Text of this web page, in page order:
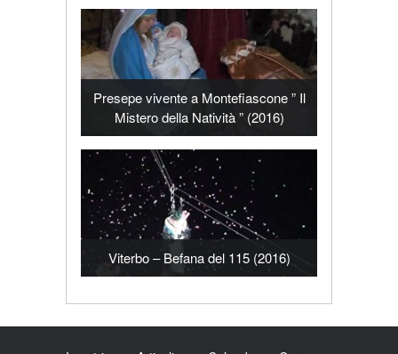
Presepe vivente a Montefiascone ” Il
Mistero della Natività ” (2016)
Viterbo – Befana del 115 (2016)